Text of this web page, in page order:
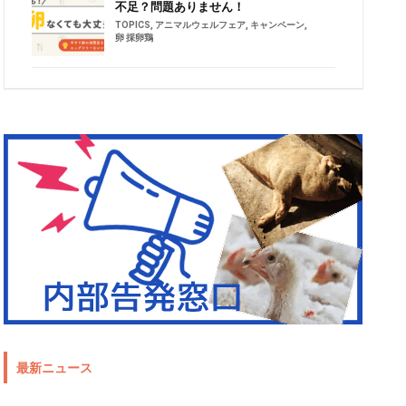
不足？問題ありません！
TOPICS アニマルウェルフェア キャンペーン
卵 採卵鶏
最新ニュース